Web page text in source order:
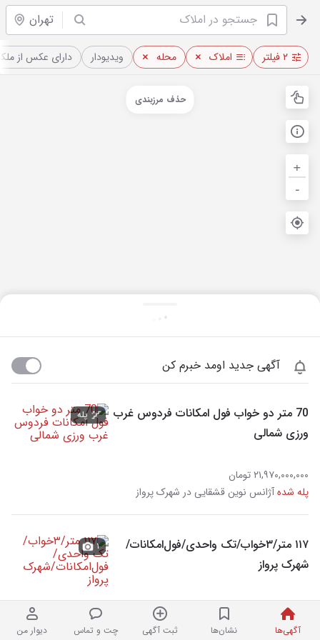
تهران
آگهی‌ها نشان‌ها ثبت آگهی چت و تماس دیوار من
۲ فیلتر املاک محله ویدیو‌دار دارای عکس از
+
-
حذف مرزبندی
آگهی جدید اومد خبرم کن
70 متر دو خواب فول امکانات فردوس غرب
ورزی شمالی
۲۱,۹۷۰,۰۰۰,۰۰۰ تومان
پله شدهآژانس نوین قشقایی در شهرک پرواز
پله
۱۱۷ متر/۳خواب/تک واحدی/فول‌امکانات/
شهرک پرواز
۳۵,۰۰۰,۰۰۰,۰۰۰ تومان
آژانس نوین قشقایی در شهرک پرواز
۱